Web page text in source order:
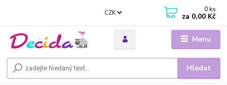
Menu
CZK
Hledat
0 ks
za 0,00 Kč